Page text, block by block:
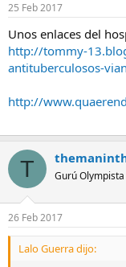
25 Feb 2017
Unos enlaces del
http://tommy-
antituberculosos-
http://
T Gurú Olympista
26 Feb 2017
Lalo Guerra dijo: